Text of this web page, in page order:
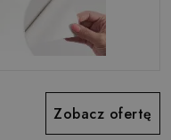
Zobacz ofertę